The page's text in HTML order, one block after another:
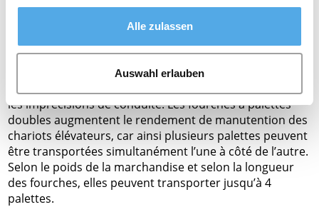
Alle zulassen
Auswahl erlauben
fourches ajustables et peut ainsi charger 2 palettes –
voire 4 palettes pour les marchandises légères. Grâce
au système d’ajustement hydraulique des fourches,
l’espace entre les palettes peut être réduit. En règle
générale les fourches à palettes doubles sont toujours
munies d‘un
les imprécisions de conduite. Les fourches à palettes
doubles augmentent le rendement de manutention des
chariots élévateurs, car ainsi plusieurs palettes peuvent
être transportées simultanément l’une à côté de l’autre.
Selon le poids de la marchandise et selon la longueur
des fourches, elles peuvent transporter jusqu’à 4
palettes.